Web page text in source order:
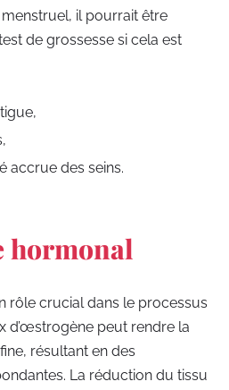
il pourrait être
de grossesse si cela est
accrue des seins.
hormonal
rôle crucial dans le processus
d’œstrogène peut rendre la
résultant en des
La réduction du tissu